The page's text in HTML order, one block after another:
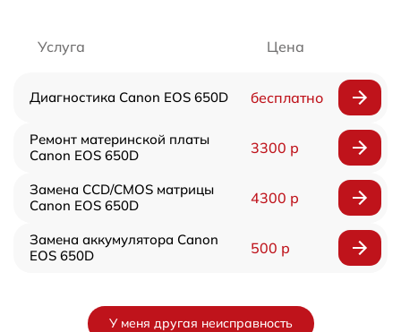
Услуга Цена
Диагностика Canon EOS 650D бесплатно
Ремонт материнской платы
Canon EOS 650D
3300 р
Замена CCD/CMOS матрицы
Canon EOS 650D
4300 р
Замена аккумулятора Canon
EOS 650D
500 р
У меня другая неисправность